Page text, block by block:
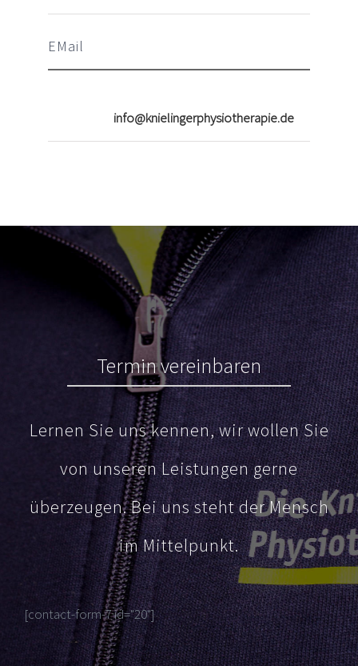
EMail
info@knielingerphysiotherapie.de
Termin vereinbaren
Lernen Sie uns kennen, wir wollen Sie
von unseren Leistungen gerne
überzeugen. Bei uns steht der Mensch
im Mittelpunkt.
[contact-form-7 id="20"]